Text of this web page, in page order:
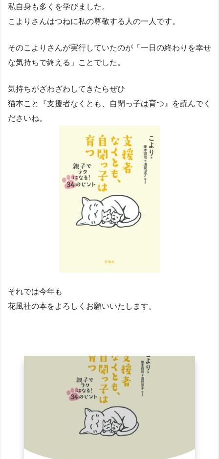
私自身も多くを学びました。
こよりさんはつねに私の尊敬する人の一人です。
そのこよりさんが実行していたのが「一日の終わりを幸せ
な気持ちで終える」ことでした。
気持ちがざわざわしてきたらぜひ
猫本こと『支援者なくとも、自閉っ子は育つ』を読んでく
ださいね。
それでは今年も
花風社の本をよろしくお願いいたします。